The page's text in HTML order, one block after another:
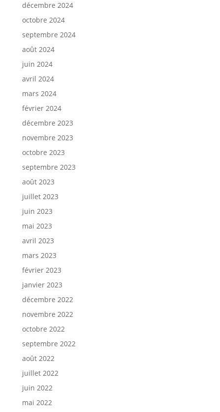
décembre 2024
octobre 2024
septembre 2024
août 2024
juin 2024
avril 2024
mars 2024
février 2024
décembre 2023
novembre 2023
octobre 2023
septembre 2023
août 2023
juillet 2023
juin 2023
mai 2023
avril 2023
mars 2023
février 2023
janvier 2023
décembre 2022
novembre 2022
octobre 2022
septembre 2022
août 2022
juillet 2022
juin 2022
mai 2022